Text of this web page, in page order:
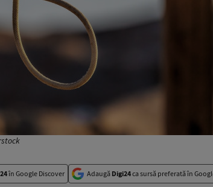
în Google Discover Adaugă Digi24ca sursă preferată în